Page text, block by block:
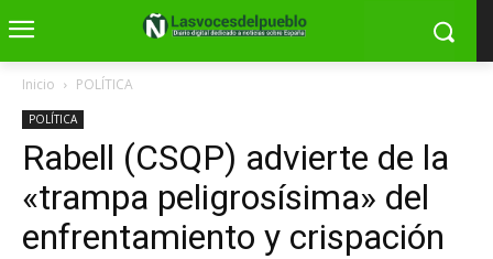
Inicio POLÍTICA
POLÍTICA
Rabell (CSQP) advierte de la
«trampa peligrosísima» del
enfrentamiento y crispación